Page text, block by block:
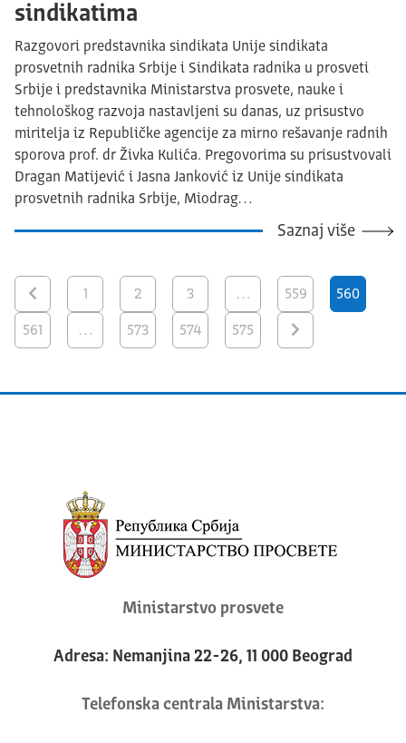
sindikatima
Razgovori predstavnika sindikata Unije sindikata
prosvetnih radnika Srbije i Sindikata radnika u prosveti
Srbije i predstavnika Ministarstva prosvete, nauke i
tehnološkog razvoja nastavljeni su danas, uz prisustvo
miritelja iz Republičke agencije za mirno rešavanje radnih
sporova prof. dr Živka Kulića. Pregovorima su prisustvovali
Dragan Matijević i Jasna Janković iz Unije sindikata
prosvetnih radnika Srbije, Miodrag…
Saznaj više
1 2 3 … 559 560
561 … 573 574 575
Ministarstvo prosvete
Adresa: Nemanjina 22-26, 11 000 Beograd
Telefonska centrala Ministarstva: